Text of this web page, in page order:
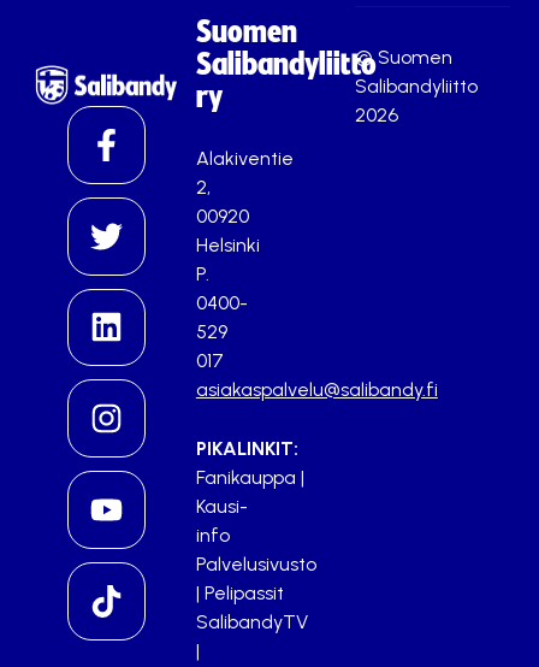
Suomen
Salibandyliitto
ry
Alakiventie
2,
00920
Helsinki
P.
0400-
529
017
asiakaspalvelu@salibandy.fi
PIKALINKIT:
Fanikauppa |
Kausi-
info
Palvelusivusto
| Pelipassit
SalibandyTV
|
© Suomen
Salibandyliitto
2026